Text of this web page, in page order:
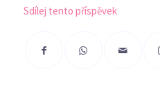
Sdílej tento příspěvek